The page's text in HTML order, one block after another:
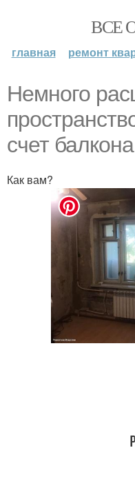
ВСЕ
главная ремонт
Немного
счет
Как вам?